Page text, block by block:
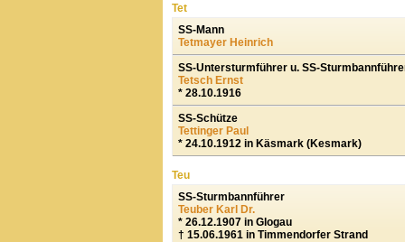
Tet
SS-Mann
Tetmayer Heinrich
SS-Untersturmführer u. SS-
Tetsch Ernst
* 28.10.1916
SS-Schütze
Tettinger Paul
* 24.10.1912 in Käsmark (Kesmark)
Teu
SS-Sturmbannführer
Teuber Karl Dr.
* 26.12.1907 in Glogau
† 15.06.1961 in Timmendorfer Strand